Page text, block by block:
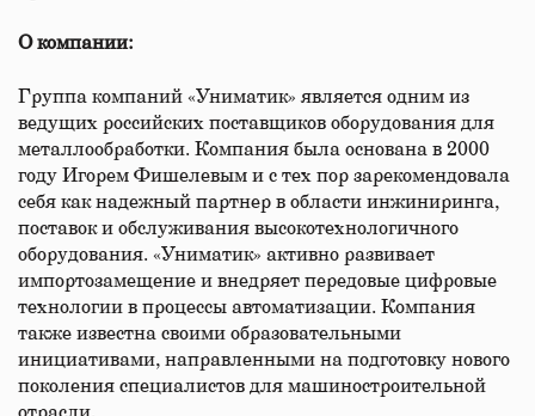
О компании:
Группа компаний «Униматик» является одним из
ведущих российских поставщиков оборудования для
металлообработки. Компания была основана в 2000
году Игорем Фишелевым и с тех пор зарекомендовала
себя как надежный партнер в области инжиниринга,
поставок и обслуживания высокотехнологичного
оборудования. «Униматик» активно развивает
импортозамещение и внедряет передовые цифровые
технологии в процессы автоматизации. Компания
также известна своими образовательными
инициативами, направленными на подготовку нового
поколения специалистов для машиностроительной